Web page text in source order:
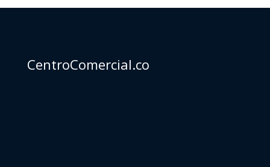
CentroComercial.co